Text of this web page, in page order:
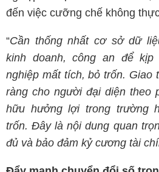
đến việc cưỡng chế không
“Cần thống nhất cơ sở dữ
kinh doanh, công an để
nghiệp mất tích, bỏ trốn. Giao
ràng cho người đại diện theo
hữu hưởng lợi trong trường
trốn. Đây là nội dung quan
đủ và bảo đảm kỷ cương tài